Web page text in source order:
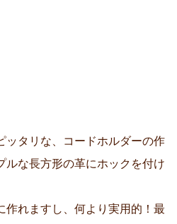
ッタリな、コードホルダーの作
ルな長方形の革にホックを付け
作れますし、何より実用的！最